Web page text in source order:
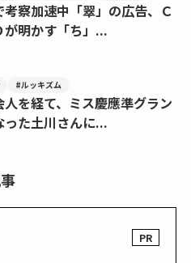
考察加速中「翠」の広告、Ｃ
が明かす「ち」...
#ルッキズム
人を経て、ミス慶應準グラン
った土川さんに...